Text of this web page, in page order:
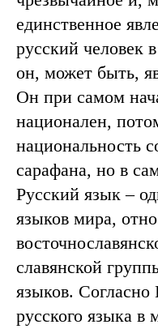
единственное
русский человек
он, может быть,
Он при самом
национален,
национальность
сарафана, но в
Русский язык –
языков мира,
славянской
языков.
русского языка в